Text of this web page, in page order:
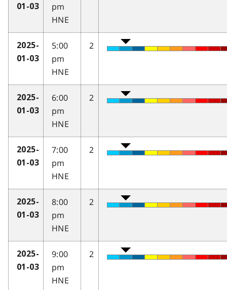
01-03
pm
HNE
2025-
01-03
5:00
pm
HNE
2
2025-
01-03
6:00
pm
HNE
2
2025-
01-03
7:00
pm
HNE
2
2025-
01-03
8:00
pm
HNE
2
2025-
01-03
9:00
pm
HNE
2